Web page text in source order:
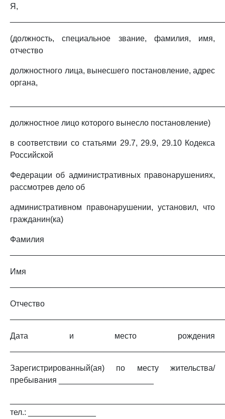
Я,
(должность, специальное звание, фамилия, имя,
отчество
должностного лица, вынесшего постановление, адрес
органа,
должностное лицо которого вынесло постановление)
в соответствии со статьями 29.7, 29.9, 29.10 Кодекса
Российской
Федерации об административных правонарушениях,
рассмотрев дело об
административном правонарушении, установил, что
гражданин(ка)
Фамилия
Имя
Отчество
Дата и место рождения
Зарегистрированный(ая) по месту жительства/
пребывания _____________________
тел.: _______________